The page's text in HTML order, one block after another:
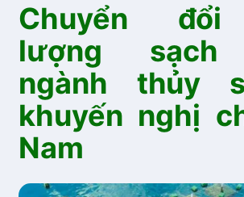
Chuyển đổi
lượng sạch
ngành thủy
khuyến nghị
Nam